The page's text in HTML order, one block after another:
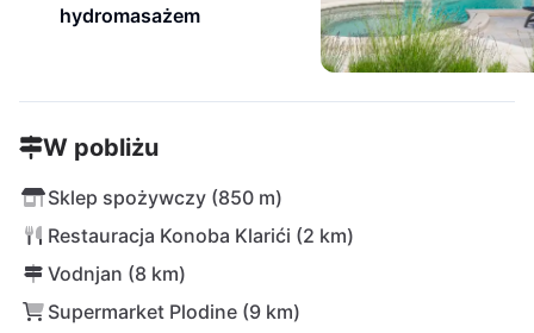
hydromasażem
W pobliżu
Sklep spożywczy (850 m)
Restauracja Konoba Klarići (2 km)
Vodnjan (8 km)
Supermarket Plodine (9 km)